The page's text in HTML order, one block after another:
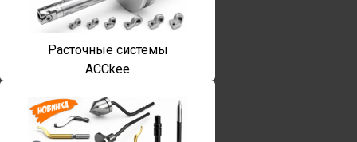
Расточные системы
ACCkee